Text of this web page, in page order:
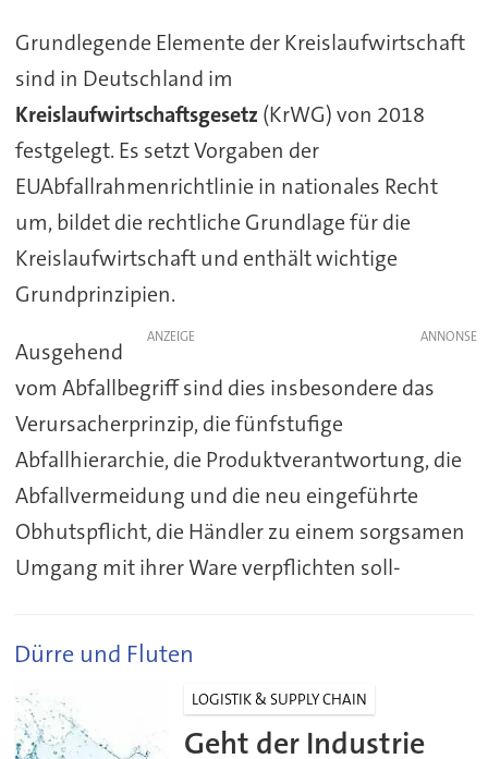
Grundlegende Elemente der Kreislaufwirtschaft
sind in Deutschland im
Kreislaufwirtschaftsgesetz (KrWG) von 2018
festgelegt. Es setzt Vorgaben der
EUAbfallrahmenrichtlinie in nationales Recht
um, bildet die rechtliche Grundlage für die
Kreislaufwirtschaft und enthält wichtige
Grundprinzipien.
ANZEIGE
Ausgehend
vom Abfallbegriff sind dies insbesondere das
Verursacherprinzip, die fünfstufige
Abfallhierarchie, die Produktverantwortung, die
Abfallvermeidung und die neu eingeführte
Obhutspflicht, die Händler zu einem sorgsamen
Umgang mit ihrer Ware verpflichten soll-
Dürre und Fluten
LOGISTIK & SUPPLY CHAIN
Geht der Industrie